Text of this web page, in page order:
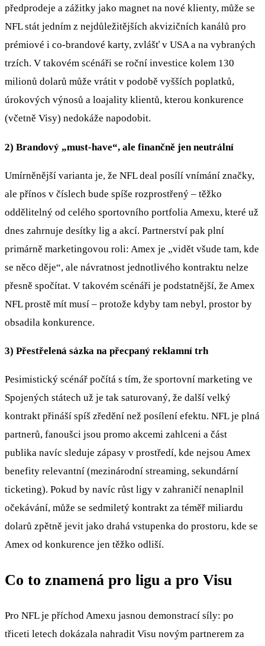
předprodeje a zážitky jako magnet na nové klienty, může se
NFL stát jedním z nejdůležitějších akvizičních kanálů pro
prémiové i co‑brandové karty, zvlášť v USA a na vybraných
trzích. V takovém scénáři se roční investice kolem 130
milionů dolarů může vrátit v podobě vyšších poplatků,
úrokových výnosů a loajality klientů, kterou konkurence
(včetně Visy) nedokáže napodobit.
2) Brandový „must‑have“, ale finančně jen neutrální
Umírněnější varianta je, že NFL deal posílí vnímání značky,
ale přínos v číslech bude spíše rozprostřený – těžko
oddělitelný od celého sportovního portfolia Amexu, které už
dnes zahrnuje desítky lig a akcí. Partnerství pak plní
primárně marketingovou roli: Amex je „vidět všude tam, kde
se něco děje“, ale návratnost jednotlivého kontraktu nelze
přesně spočítat. V takovém scénáři je podstatnější, že Amex
NFL prostě mít musí – protože kdyby tam nebyl, prostor by
obsadila konkurence.
3) Přestřelená sázka na přecpaný reklamní trh
Pesimistický scénář počítá s tím, že sportovní marketing ve
Spojených státech už je tak saturovaný, že další velký
kontrakt přináší spíš zředění než posílení efektu. NFL je plná
partnerů, fanoušci jsou promo akcemi zahlceni a část
publika navíc sleduje zápasy v prostředí, kde nejsou Amex
benefity relevantní (mezinárodní streaming, sekundární
ticketing). Pokud by navíc růst ligy v zahraničí nenaplnil
očekávání, může se sedmiletý kontrakt za téměř miliardu
dolarů zpětně jevit jako drahá vstupenka do prostoru, kde se
Amex od konkurence jen těžko odliší.
Co to znamená pro ligu a pro Visu
Pro NFL je příchod Amexu jasnou demonstrací síly: po
třiceti letech dokázala nahradit Visu novým partnerem za